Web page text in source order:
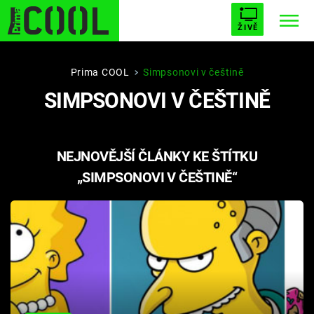
ŽIVĚ
STARHOUSE BUFFY, PŘEMOŽITELKA UPÍRŮ
ESCAPE PLNEJ KOTEL AVENGERS 5
Témata
Filmy
Seriály
Hry
Prima COOL Simpsonovi v češtině
SIMPSONOVI V ČEŠTINĚ
NEJNOVĚJŠÍ ČLÁNKY KE ŠTÍTKU
„SIMPSONOVI V ČEŠTINĚ“